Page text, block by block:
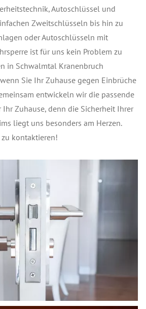
Autoschlüssel und
Zweitschlüsseln bis hin zu
oder Autoschlüsseln mit
ist für uns kein Problem zu
in Schwalmtal Kranenbruch
Sie Ihr Zuhause gegen Einbrüche
entwickeln wir die passende
Zuhause, denn die Sicherheit Ihrer
liegt uns besonders am Herzen.
kontaktieren!